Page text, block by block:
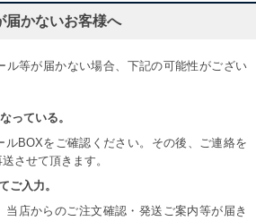
かないお客様へ
ル等が届かない場合、下記の可能性がござい
っている。
ルBOXをご確認ください。その後、ご連絡を
させて頂きます。
ご入力。
当店からのご注文確認・発送ご案内等が届き